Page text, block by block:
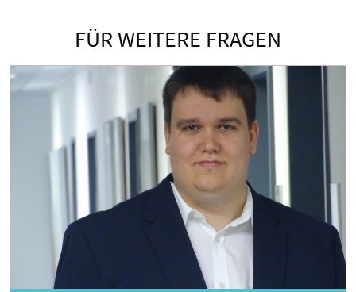
FÜR WEITERE FRAGEN